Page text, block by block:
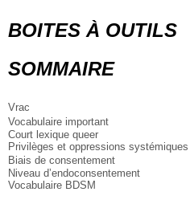
BOITES À OUTILS
SOMMAIRE
Vrac
Vocabulaire important
Court lexique queer
Privilèges et oppressions systémiques
Biais de consentement
Niveau d’endoconsentement
Vocabulaire BDSM